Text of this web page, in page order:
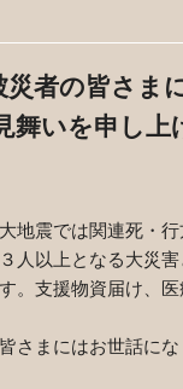
災者の皆さま
舞いを申し上
地震では関連死・
人以上となる大災
。支援物資届け、
さまにはお世話に